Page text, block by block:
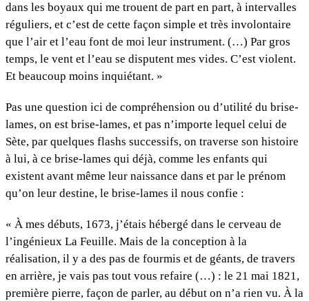
dans les boyaux qui me trouent de part en part, à intervalles
réguliers, et c’est de cette façon simple et très involontaire
que l’air et l’eau font de moi leur instrument. (…) Par gros
temps, le vent et l’eau se disputent mes vides. C’est violent.
Et beaucoup moins inquiétant. »
Pas une question ici de compréhension ou d’utilité du brise-
lames, on est brise-lames, et pas n’importe lequel celui de
Sète, par quelques flashs successifs, on traverse son histoire
à lui, à ce brise-lames qui déjà, comme les enfants qui
existent avant même leur naissance dans et par le prénom
qu’on leur destine, le brise-lames il nous confie :
« À mes débuts, 1673, j’étais hébergé dans le cerveau de
l’ingénieux La Feuille. Mais de la conception à la
réalisation, il y a des pas de fourmis et de géants, de travers
en arrière, je vais pas tout vous refaire (…) : le 21 mai 1821,
première pierre, façon de parler, au début on n’a rien vu. À la